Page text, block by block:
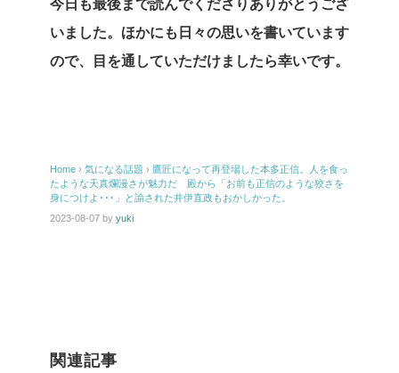
今日も最後まで読んでくださりありがとうござ
いました。ほかにも日々の思いを書いています
ので、目を通していただけましたら幸いです。
Home › 気になる話題 › 鷹匠になって再登場した本多正信。人を食っ
たような天真爛漫さが魅力だ 殿から「お前も正信のような狡さを
身につけよ･･･」と諭された井伊直政もおかしかった。
2023-08-07 by yuki
関連記事